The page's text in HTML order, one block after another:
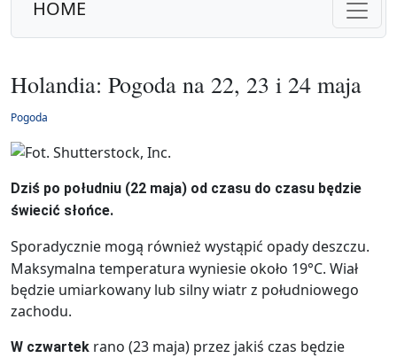
HOME
Holandia: Pogoda na 22, 23 i 24 maja
Pogoda
Dziś po południu (22 maja) od czasu do czasu będzie
świecić słońce.
Sporadycznie mogą również wystąpić opady deszczu.
Maksymalna temperatura wyniesie około 19°C. Wiał
będzie umiarkowany lub silny wiatr z południowego
zachodu.
W czwartek rano (23 maja) przez jakiś czas będzie